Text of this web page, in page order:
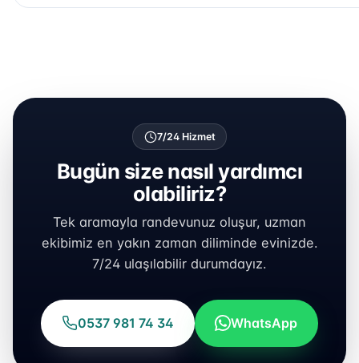
7/24 Hizmet
Bugün size nasıl yardımcı
olabiliriz?
Tek aramayla randevunuz oluşur, uzman
ekibimiz en yakın zaman diliminde evinizde.
7/24 ulaşılabilir durumdayız.
0537 981 74 34 WhatsApp